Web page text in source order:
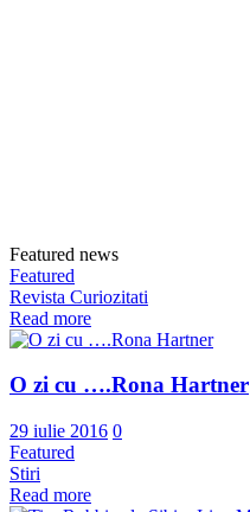
Featured news
Featured
Revista Curiozitati
Read more
O zi cu ….Rona Hartner
29 iulie 2016 0
Featured
Stiri
Read more